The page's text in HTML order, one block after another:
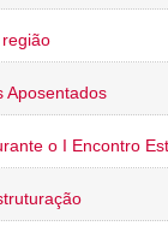
Aposentados
o I Encontro